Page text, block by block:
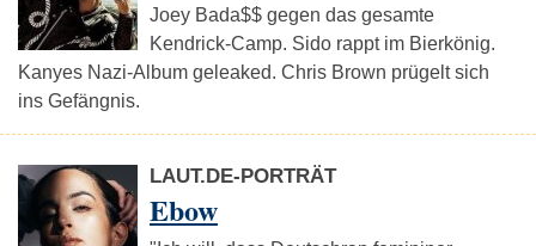
Joey Bada$$ gegen das gesamte
Kendrick-Camp. Sido rappt im Bierkönig.
Kanyes Nazi-Album geleaked. Chris Brown prügelt sich
ins Gefängnis.
LAUT.DE-PORTRÄT
Ebow